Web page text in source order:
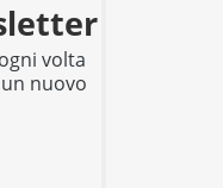
volta
nuovo